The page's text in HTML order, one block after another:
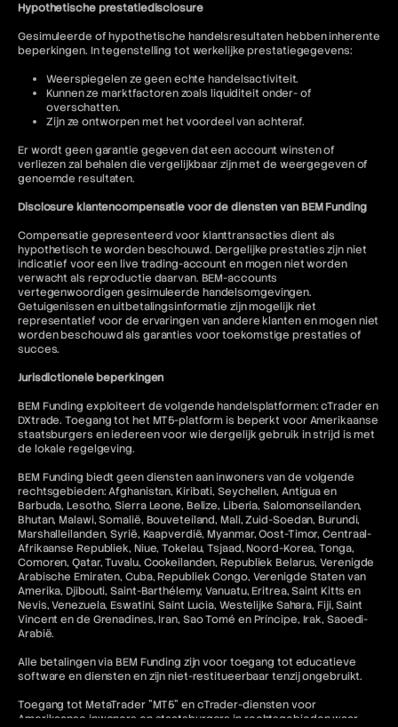
Hypothetische prestatiedisclosure
Gesimuleerde of hypothetische handelsresultaten hebben inherente
beperkingen. In tegenstelling tot werkelijke prestatiegegevens:
Weerspiegelen ze geen echte handelsactiviteit.
Kunnen ze marktfactoren zoals liquiditeit onder- of
overschatten.
Zijn ze ontworpen met het voordeel van achteraf.
Er wordt geen garantie gegeven dat een account winsten of
verliezen zal behalen die vergelijkbaar zijn met de weergegeven of
genoemde resultaten.
Disclosure klantencompensatie voor de diensten van BEM Funding
Compensatie gepresenteerd voor klanttransacties dient als
hypothetisch te worden beschouwd. Dergelijke prestaties zijn niet
indicatief voor een live trading-account en mogen niet worden
verwacht als reproductie daarvan. BEM-accounts
vertegenwoordigen gesimuleerde handelsomgevingen.
Getuigenissen en uitbetalingsinformatie zijn mogelijk niet
representatief voor de ervaringen van andere klanten en mogen niet
worden beschouwd als garanties voor toekomstige prestaties of
succes.
Jurisdictionele beperkingen
BEM Funding exploiteert de volgende handelsplatformen: cTrader en
DXtrade. Toegang tot het MT5-platform is beperkt voor Amerikaanse
staatsburgers en iedereen voor wie dergelijk gebruik in strijd is met
de lokale regelgeving.
BEM Funding biedt geen diensten aan inwoners van de volgende
rechtsgebieden: Afghanistan, Kiribati, Seychellen, Antigua en
Barbuda, Lesotho, Sierra Leone, Belize, Liberia, Salomonseilanden,
Bhutan, Malawi, Somalië, Bouveteiland, Mali, Zuid-Soedan, Burundi,
Marshalleilanden, Syrië, Kaapverdië, Myanmar, Oost-Timor, Centraal-
Afrikaanse Republiek, Niue, Tokelau, Tsjaad, Noord-Korea, Tonga,
Comoren, Qatar, Tuvalu, Cookeilanden, Republiek Belarus, Verenigde
Arabische Emiraten, Cuba, Republiek Congo, Verenigde Staten van
Amerika, Djibouti, Saint-Barthélemy, Vanuatu, Eritrea, Saint Kitts en
Nevis, Venezuela, Eswatini, Saint Lucia, Westelijke Sahara, Fiji, Saint
Vincent en de Grenadines, Iran, Sao Tomé en Príncipe, Irak, Saoedi-
Arabië.
Alle betalingen via BEM Funding zijn voor toegang tot educatieve
software en diensten en zijn niet-restitueerbaar tenzij ongebruikt.
Toegang tot MetaTrader "MT5" en cTrader-diensten voor
Amerikaanse inwoners en staatsburgers in rechtsgebieden waar